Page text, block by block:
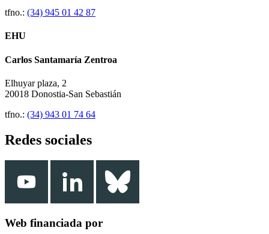
tfno.: (34) 945 01 42 87
EHU
Carlos Santamaría Zentroa
Elhuyar plaza, 2
20018 Donostia-San Sebastián
tfno.: (34) 943 01 74 64
Redes sociales
Web financiada por